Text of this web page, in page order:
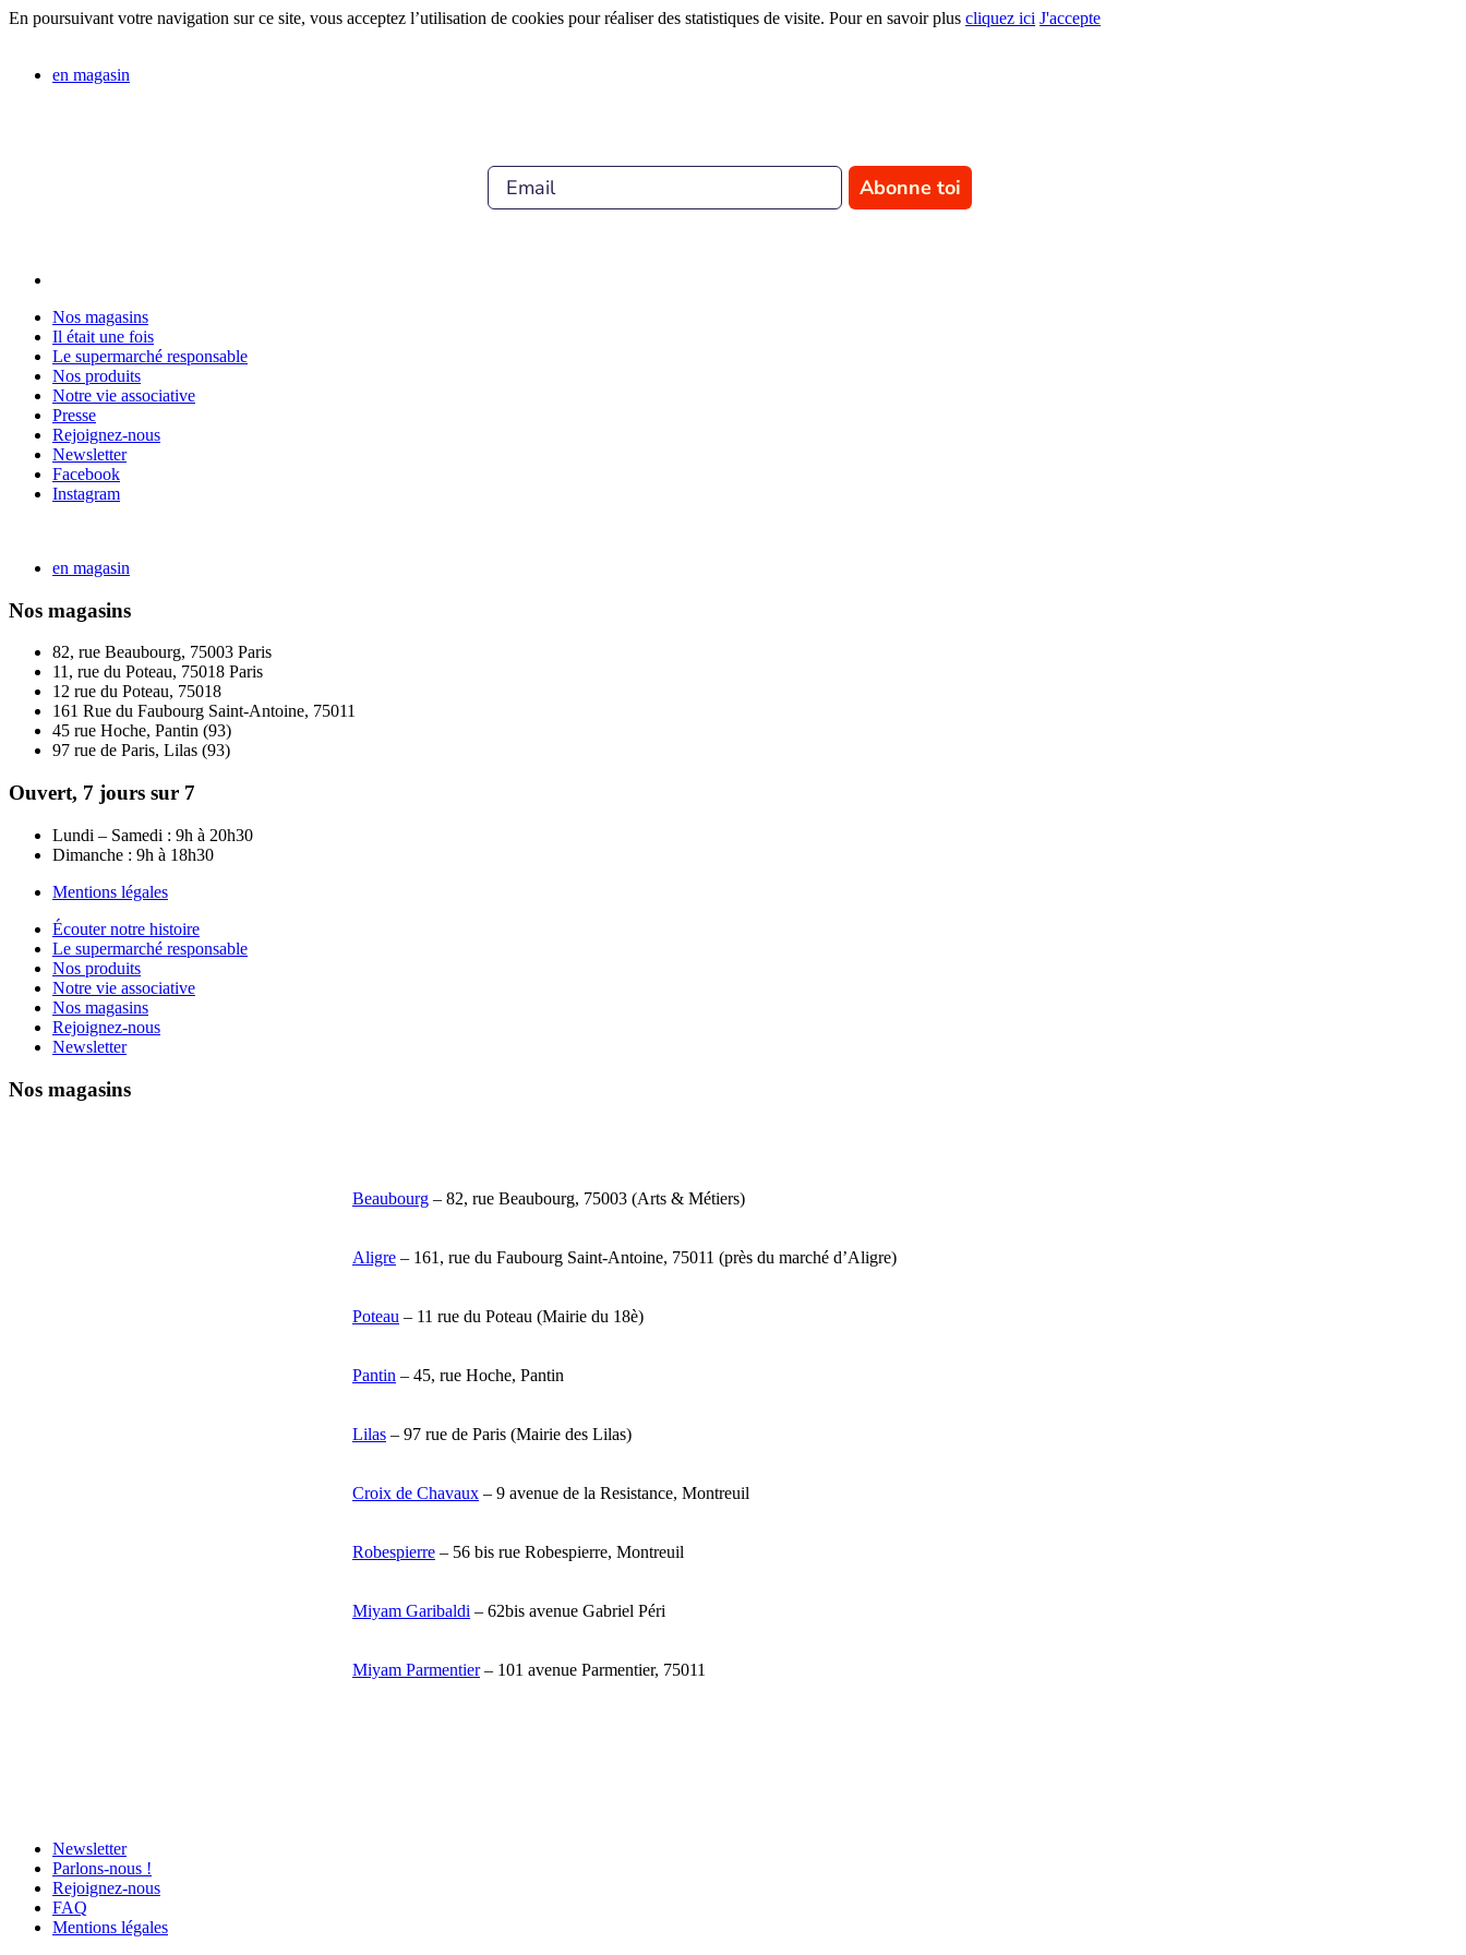
En poursuivant votre navigation sur ce site, vous acceptez l’utilisation de cookies pour réaliser des statistiques de visite. Pour en savoir plus cliquez ici J'accepte
en magasin
Abonne toi
Nos magasins
Il était une fois
Le supermarché responsable
Nos produits
Notre vie associative
Presse
Rejoignez-nous
Newsletter
Facebook
Instagram
en magasin
Nos magasins
82, rue Beaubourg, 75003 Paris
11, rue du Poteau, 75018 Paris
12 rue du Poteau, 75018
161 Rue du Faubourg Saint-Antoine, 75011
45 rue Hoche, Pantin (93)
97 rue de Paris, Lilas (93)
Ouvert, 7 jours sur 7
Lundi – Samedi : 9h à 20h30
Dimanche : 9h à 18h30
Mentions légales
Écouter notre histoire
Le supermarché responsable
Nos produits
Notre vie associative
Nos magasins
Rejoignez-nous
Newsletter
Nos magasins
Beaubourg – 82, rue Beaubourg, 75003 (Arts & Métiers)
Aligre – 161, rue du Faubourg Saint-Antoine, 75011 (près du marché d’Aligre)
Poteau – 11 rue du Poteau (Mairie du 18è)
Pantin – 45, rue Hoche, Pantin
Lilas – 97 rue de Paris (Mairie des Lilas)
Croix de Chavaux – 9 avenue de la Resistance, Montreuil
Robespierre – 56 bis rue Robespierre, Montreuil
Miyam Garibaldi – 62bis avenue Gabriel Péri
Miyam Parmentier– 101 avenue Parmentier, 75011
Newsletter
Parlons-nous !
Rejoignez-nous
FAQ
Mentions légales